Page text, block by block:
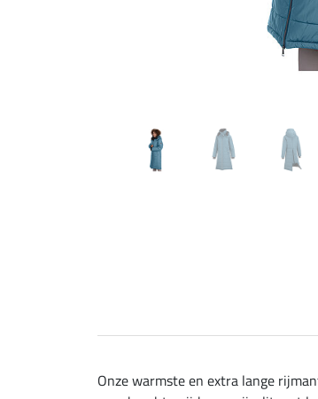
Onze warmste en extra lange